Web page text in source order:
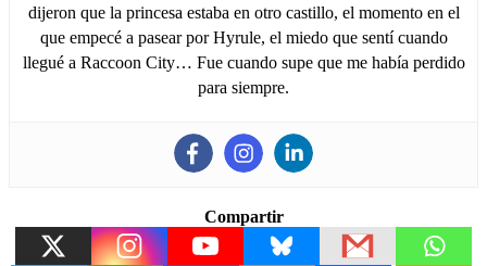
dijeron que la princesa estaba en otro castillo, el momento en el
que empecé a pasear por Hyrule, el miedo que sentí cuando
llegué a Raccoon City… Fue cuando supe que me había perdido
para siempre.
Compartir